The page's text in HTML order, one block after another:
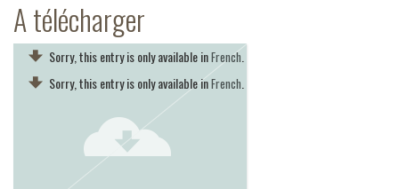
A télécharger
Sorry, this entry is only available inFrench
Sorry, this entry is only available inFrench